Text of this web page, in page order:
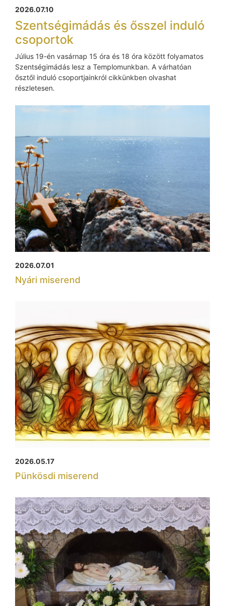
2026.07.10
Szentségimádás és ősszel induló
csoportok
Július 19-én vasárnap 15 óra és 18 óra között folyamatos
Szentségimádás lesz a Templomunkban. A várhatóan
ősztől induló csoportjainkról cikkünkben olvashat
részletesen.
2026.07.01
Nyári miserend
2026.05.17
Pünkösdi miserend